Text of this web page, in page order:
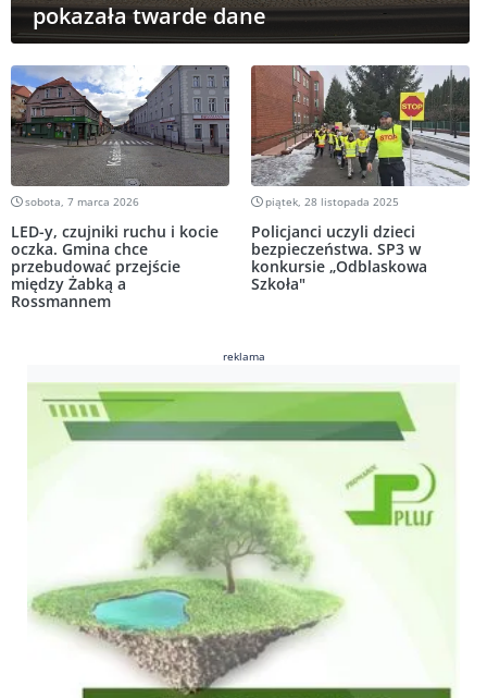
pokazała twarde dane
sobota, 7 marca 2026
LED-y, czujniki ruchu i kocie
oczka. Gmina chce
przebudować przejście
między Żabką a
Rossmannem
piątek, 28 listopada 2025
Policjanci uczyli dzieci
bezpieczeństwa. SP3 w
konkursie „Odblaskowa
Szkoła"
reklama